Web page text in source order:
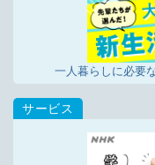
一人暮らしに必要